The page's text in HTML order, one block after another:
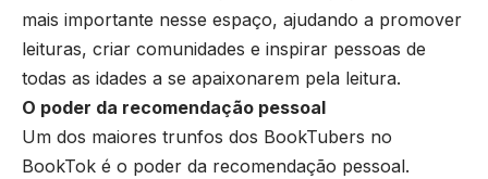
mais importante nesse espaço, ajudando a promover
leituras, criar comunidades e inspirar pessoas de
todas as idades a se apaixonarem pela leitura.
O poder da recomendação pessoal
Um dos maiores trunfos dos BookTubers no
BookTok é o poder da recomendação pessoal.